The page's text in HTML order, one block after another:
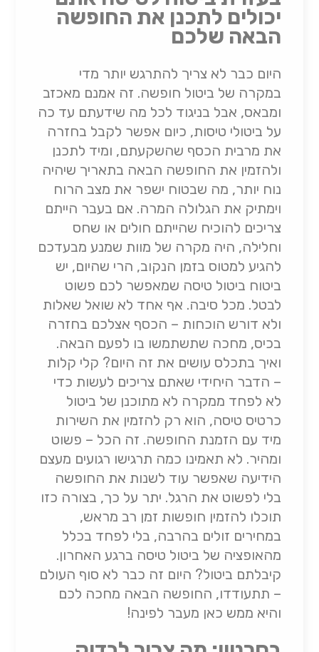
יכולים לתכנן את החופשה
הבאה שלכם
היום כבר לא צריך להתרגש יותר מדי
במקרה של ביטול חופשה. זה אמנם מאכזב
ומבאס, אבל בניגוד לכל מה שידעתם עד כה
על ביטולי טיסות, כיום אפשר לקבל בחזרה
את מרבית הכסף שהשקעתם, ומיד לתכנן
ולהזמין את החופשה הבאה בתאריך שיהיה
נוח יותר, מה שבטוח ישפר את מצב הרוח
וימתיק את הגלולה המרה. אם בעבר הייתם
צריכים להוכיח שהייתם חולים או שחס
וחלילה, היה מקרה של מוות שמנע מבעדכם
להגיע למטוס בזמן הנקוב, הרי שהיום, יש
ביטוח ביטול טיסה שמאפשר לכם פשוט
לבטל. מכל סיבה. אף אחד לא שואל שאלות
ולא דורש הוכחות – הכסף אצלכם בחזרה
בכיס, מחכה שתשתמשו בו לפעם הבאה.
ואיך בתכלס עושים את זה היום? קלי קלות
– הדבר היחידי שאתם צריכים לעשות כדי
לא לפחד ממקרה לא מתוכנן של ביטול
כרטיס טיסה, הוא רק להזמין את השירות
מיד עם הזמנת החופשה. זה הכל – פשוט
ומהיר. לא תאמינו כמה תרגישו רגועים מעצם
הידיעה שאפשר עוד לשנות את החופשה
בלי לפשוט את הרגל. יתר על כך, בצורה כזו
תוכלו להזמין חופשות זמן רב מראש,
במחירים זולים בהרבה, בלי לפחד בכלל
מהאופציה של ביטול טיסה ברגע האחרון.
קיבלתם ביטול? היום זה כבר לא סוף העולם
– תתעודדו, החופשה הבאה מחכה לכם
והיא ממש כאן מעבר לפינה!